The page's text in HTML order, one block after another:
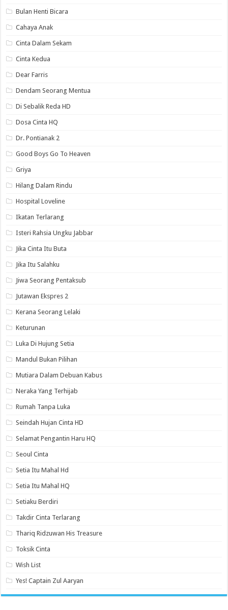
Bulan Henti Bicara
Cahaya Anak
Cinta Dalam Sekam
Cinta Kedua
Dear Farris
Dendam Seorang Mentua
Di Sebalik Reda HD
Dosa Cinta HQ
Dr. Pontianak 2
Good Boys Go To Heaven
Griya
Hilang Dalam Rindu
Hospital Loveline
Ikatan Terlarang
Isteri Rahsia Ungku Jabbar
Jika Cinta Itu Buta
Jika Itu Salahku
Jiwa Seorang Pentaksub
Jutawan Ekspres 2
Kerana Seorang Lelaki
Keturunan
Luka Di Hujung Setia
Mandul Bukan Pilihan
Mutiara Dalam Debuan Kabus
Neraka Yang Terhijab
Rumah Tanpa Luka
Seindah Hujan Cinta HD
Selamat Pengantin Haru HQ
Seoul Cinta
Setia Itu Mahal Hd
Setia Itu Mahal HQ
Setiaku Berdiri
Takdir Cinta Terlarang
Thariq Ridzuwan His Treasure
Toksik Cinta
Wish List
Yes! Captain Zul Aaryan